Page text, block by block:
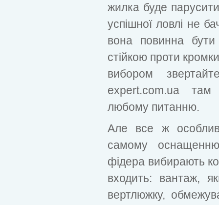
жилка буде
успішної ловлі не
вона повинна
стійкою проти
вибором
expert.com.ua там
любому питанню.
Але все ж
самому
фідера вибирають
входить: вантаж,
вертлюжку,